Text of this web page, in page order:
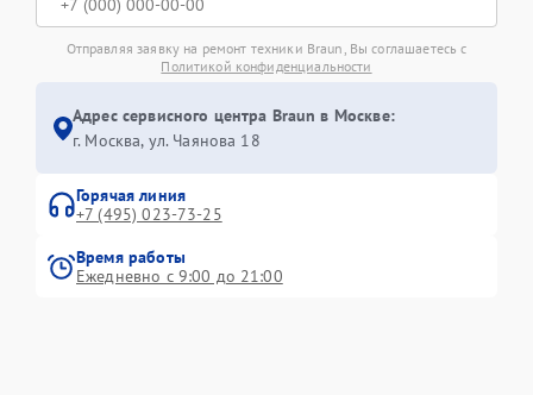
Отправляя заявку на ремонт техники Braun, Вы соглашаетесь с
Политикой конфиденциальности
Адрес сервисного центра Braun в Москве:
г. Москва, ул. Чаянова 18
Горячая линия
+7 (495) 023-73-25
Время работы
Ежедневно с 9:00 до 21:00